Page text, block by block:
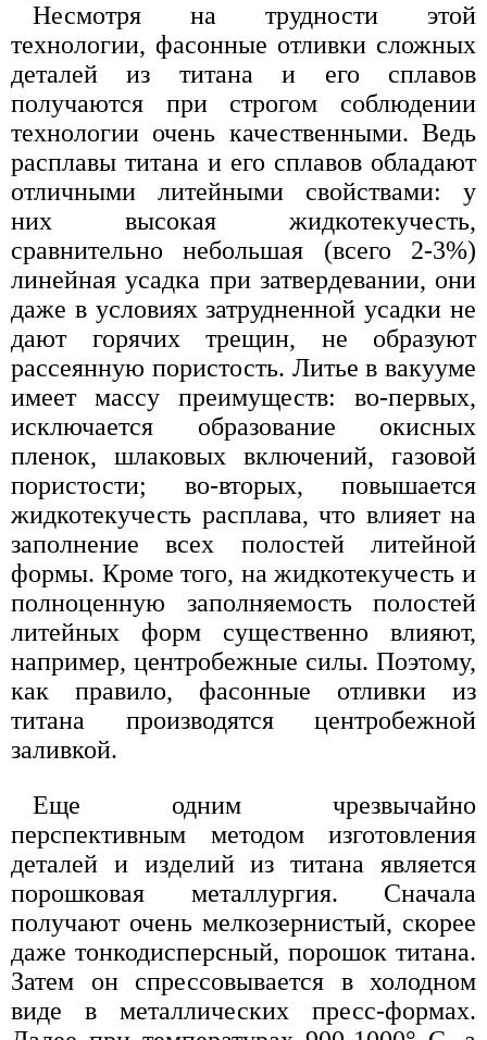
Несмотря на трудности этой
технологии, фасонные отливки сложных
деталей из титана и его сплавов
получаются при строгом соблюдении
технологии очень качественными. Ведь
расплавы титана и его сплавов обладают
отличными литейными свойствами: у
них высокая жидкотекучесть,
сравнительно небольшая (всего 2-3%)
линейная усадка при затвердевании, они
даже в условиях затрудненной усадки не
дают горячих трещин, не образуют
рассеянную пористость. Литье в вакууме
имеет массу преимуществ: во-первых,
исключается образование окисных
пленок, шлаковых включений, газовой
пористости; во-вторых, повышается
жидкотекучесть расплава, что влияет на
заполнение всех полостей литейной
формы. Кроме того, на жидкотекучесть и
полноценную заполняемость полостей
литейных форм существенно влияют,
например, центробежные силы. Поэтому,
как правило, фасонные отливки из
титана производятся центробежной
заливкой.
Еще одним чрезвычайно
перспективным методом изготовления
деталей и изделий из титана является
порошковая металлургия. Сначала
получают очень мелкозернистый, скорее
даже тонкодисперсный, порошок титана.
Затем он спрессовывается в холодном
виде в металлических пресс-формах.